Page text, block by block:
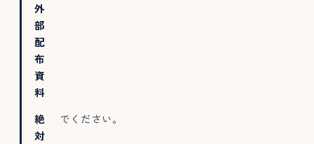
外
部
配
布
資
料
絶
対
でください。